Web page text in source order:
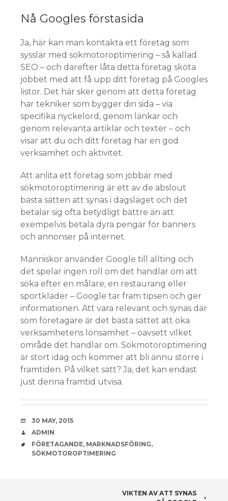
Nå Googles förstasida
Ja, här kan man kontakta ett företag som
sysslar med sökmotoroptimering – så kallad
SEO – och därefter låta detta företag sköta
jobbet med att få upp ditt företag på Googles
listor. Det här sker genom att detta företag
har tekniker som bygger din sida – via
specifika nyckelord, genom länkar och
genom relevanta artiklar och texter – och
visar att du och ditt företag har en god
verksamhet och aktivitet.
Att anlita ett företag som jobbar med
sökmotoroptimering är ett av de abslout
bästa sätten att synas i dagsläget och det
betalar sig ofta betydligt bättre än att
exempelvis betala dyra pengar för banners
och annonser på internet.
Människor använder Google till allting och
det spelar ingen roll om det handlar om att
söka efter en målare, en restaurang eller
sportkläder – Google tar fram tipsen och ger
informationen. Att vara relevant och synas där
som företagare är det bästa sättet att öka
verksamhetens lönsamhet – oavsett vilket
område det handlar om. Sökmotoroptimering
är stort idag och kommer att bli ännu större i
framtiden. På vilket sätt? Ja, det kan endast
just denna framtid utvisa.
DATE
30 MAY, 2015
AUTHOR
ADMIN
TAGS
FÖRETAGANDE, MARKNADSFÖRING,
SÖKMOTOROPTIMERING
VIKTEN AV ATT SYNAS